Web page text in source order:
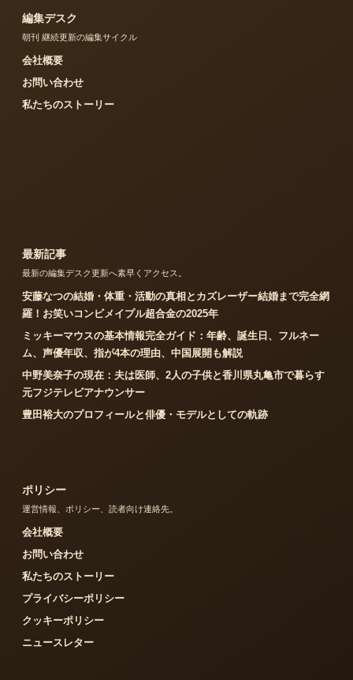
編集デスク
朝刊 継続更新の編集サイクル
会社概要
お問い合わせ
私たちのストーリー
最新記事
最新の編集デスク更新へ素早くアクセス。
安藤なつの結婚・体重・活動の真相とカズレーザー結婚まで完全網
羅！お笑いコンビメイプル超合金の2025年
ミッキーマウスの基本情報完全ガイド：年齢、誕生日、フルネー
ム、声優年収、指が4本の理由、中国展開も解説
中野美奈子の現在：夫は医師、2人の子供と香川県丸亀市で暮らす
元フジテレビアナウンサー
豊田裕大のプロフィールと俳優・モデルとしての軌跡
ポリシー
運営情報、ポリシー、読者向け連絡先。
会社概要
お問い合わせ
私たちのストーリー
プライバシーポリシー
クッキーポリシー
ニュースレター